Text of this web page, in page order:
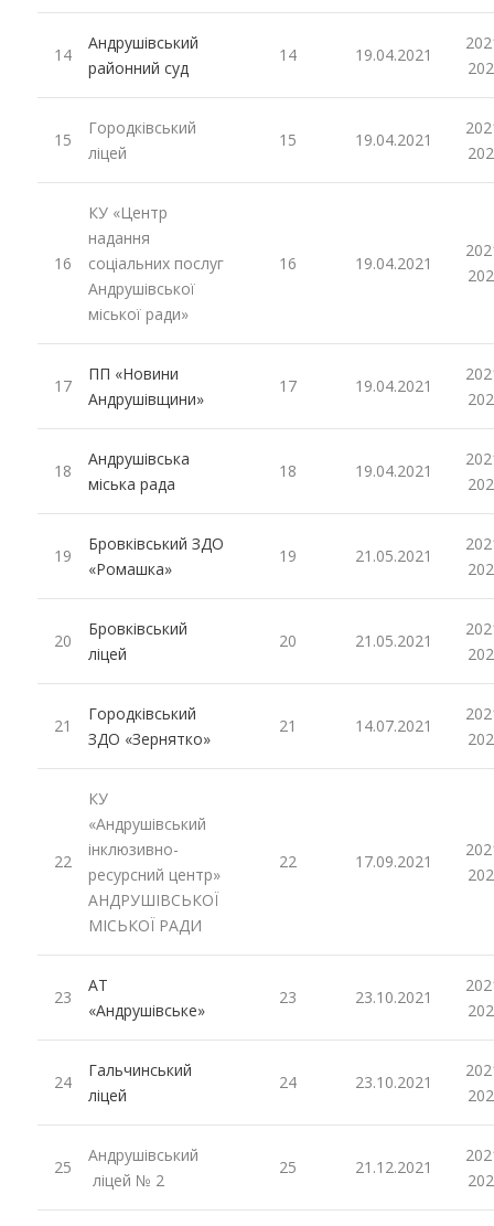
14
Андрушівський
районний суд
14 19.04.2021
15
Городківський
ліцей
15 19.04.2021
16
КУ «Центр
надання
соціальних послуг
Андрушівської
міської ради»
16 19.04.2021
17
ПП «Новини
Андрушівщини»
17 19.04.2021
18
Андрушівська
міська рада
18 19.04.2021
19
Бровківський ЗДО
«Ромашка»
19 21.05.2021
20
Бровківський
ліцей
20 21.05.2021
21
Городківський
ЗДО «Зернятко»
21 14.07.2021
22
КУ
«Андрушівський
інклюзивно-
ресурсний центр»
АНДРУШІВСЬКОЇ
МІСЬКОЇ РАДИ
22 17.09.2021
23
АТ
«Андрушівське»
23 23.10.2021
24
Гальчинський
ліцей
24 23.10.2021
25
Андрушівський
ліцей № 2
25 21.12.2021